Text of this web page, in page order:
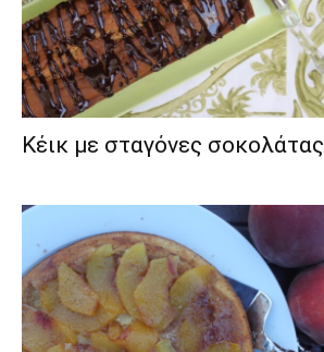
Κέικ με σταγόνες σοκολάτας